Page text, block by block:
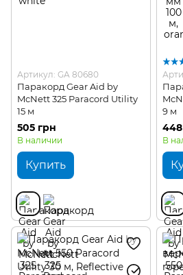
Артикул: GA 80680
Паракорд Gear Aid by
McNett 325 Paracord Utility
15 м
505 грн
В наличии
Купить
9 м
В